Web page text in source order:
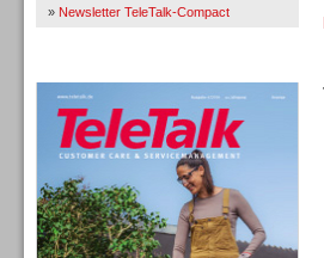
» Newsletter TeleTalk-Compact